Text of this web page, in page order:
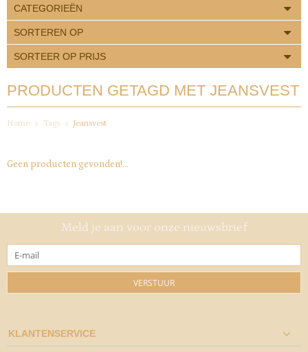
CATEGORIEËN
SORTEREN OP
SORTEER OP PRIJS
PRODUCTEN GETAGD MET JEANSVEST
Home Tags Jeansvest
Geen producten gevonden!...
Meld je aan voor onze nieuwsbrief
VERSTUUR
KLANTENSERVICE